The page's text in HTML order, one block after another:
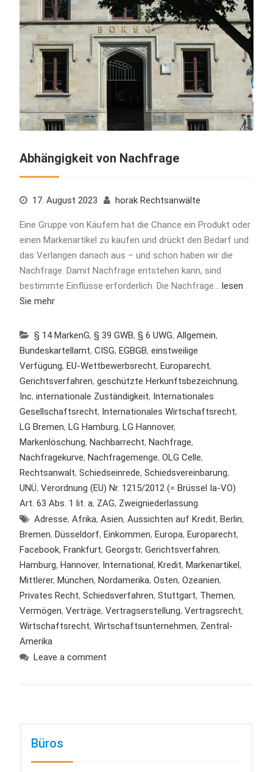
Abhängigkeit von Nachfrage
17. August 2023 horak Rechtsanwälte
Eine Gruppe von Käufern hat die Chance ein Produkt oder
einen Markenartikel zu kaufen und drückt den Bedarf und
das Verlangen danach aus – und schon haben wir die
Nachfrage. Damit Nachfrage entstehen kann, sind
bestimmte Einflüsse erforderlich. Die Nachfrage… lesen
Sie mehr
§ 14 MarkenG, § 39 GWB, § 6 UWG, Allgemein,
Bundeskartellamt, CISG, EGBGB, einstweilige
Verfügung, EU-Wettbewerbsrecht, Europarecht,
Gerichtsverfahren, geschützte Herkunftsbezeichnung,
Inc, internationale Zuständigkeit, Internationales
Gesellschaftsrecht, Internationales Wirtschaftsrecht,
LG Bremen, LG Hamburg, LG Hannover,
Markenlöschung, Nachbarrecht, Nachfrage,
Nachfragekurve, Nachfragemenge, OLG Celle,
Rechtsanwalt, Schiedseinrede, Schiedsvereinbarung,
UNÜ, Verordnung (EU) Nr. 1215/2012 (= Brüssel Ia-VO)
Art. 63 Abs. 1 lit. a, ZAG, Zweigniederlassung
Adresse, Afrika, Asien, Aussichten auf Kredit, Berlin,
Bremen, Düsseldorf, Einkommen, Europa, Europarecht,
Facebook, Frankfurt, Georgstr, Gerichtsverfahren,
Hamburg, Hannover, International, Kredit, Markenartikel ,
Mittlerer, München, Nordamerika, Osten, Ozeanien,
Privates Recht, Schiedsverfahren, Stuttgart, Themen,
Vermögen, Verträge, Vertragserstellung, Vertragsrecht,
Wirtschaftsrecht, Wirtschaftsunternehmen, Zentral-
Amerika
Leave a comment
Büros